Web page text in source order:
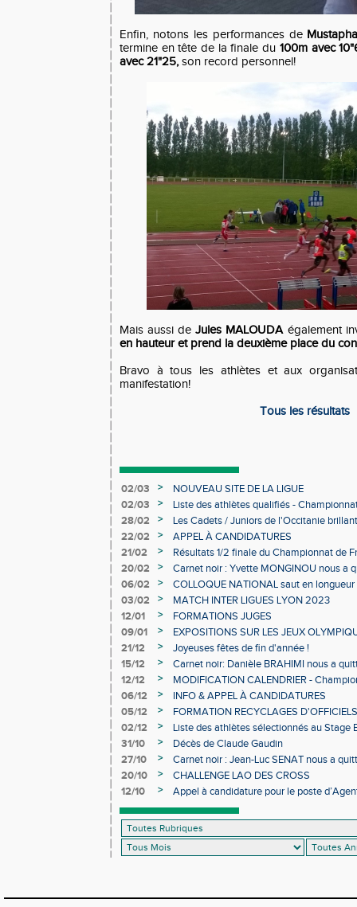
Enfin, notons les performances de
termine en tête de la finale du 100m avec
avec 21"25,son record personnel!
Mais aussi deJules MALOUDAégalement
en hauteur et prend la deuxième place du
Bravo à tous les athlètes et aux
manifestation!
Tous les résultats
02/03 >
NOUVEAU SITE DE LA LIGUE
02/03
>
Liste des athlètes qualifiés -
Individuels en salle
28/02 >
Les Cadets / Juniors de l'Occitanie
22/02
>
APPEL À CANDIDATURES
21/02
>
Résultats 1/2 finale du Championnat de
20/02
>
Carnet noir : Yvette MONGINOU nous a
06/02
>
COLLOQUE NATIONAL saut en
03/02
>
MATCH INTER LIGUES LYON 2023
12/01
>
FORMATIONS JUGES
09/01
>
EXPOSITIONS SUR LES JEUX
21/12
>
Joyeuses fêtes de fin d'année !
15/12
>
Carnet noir: Danièle BRAHIMI nous a
12/12
>
MODIFICATION CALENDRIER -
06/12
>
INFO & APPEL À CANDIDATURES
05/12
>
FORMATION RECYCLAGES D'OFFICIELS
02/12
>
Liste des athlètes sélectionnés au Stage
31/10
>
Décès de Claude Gaudin
27/10
>
Carnet noir : Jean-Luc SENAT nous a
20/10
>
CHALLENGE LAO DES CROSS
12/10
>
Appel à candidature pour le poste